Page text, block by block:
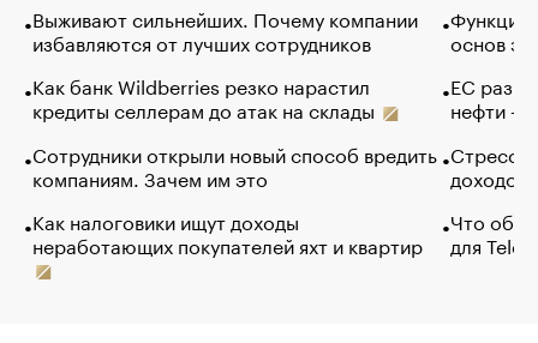
Выживают сильнейших. Почему компании
избавляются от лучших сотрудников
Как банк Wildberries резко нарастил
кредиты селлерам до атак на склады
Сотрудники открыли новый способ вредить
компаниям. Зачем им это
Как налоговики ищут доходы
неработающих покупателей яхт и квартир
Функции
основ
ЕС
нефти —
Стресс
доходов
Что
для